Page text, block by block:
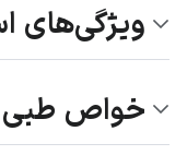
ویژگی‌های
خواص طبی